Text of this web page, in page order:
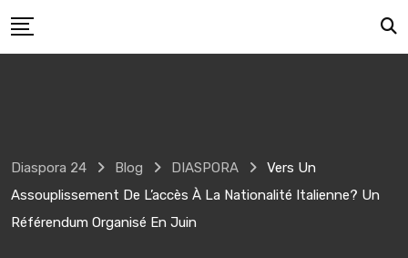
to
Diaspora 24 Blog DIASPORA
Vers Un
Assouplissement De L’accès À La Nationalité Italienne? Un
Référendum Organisé En Juin